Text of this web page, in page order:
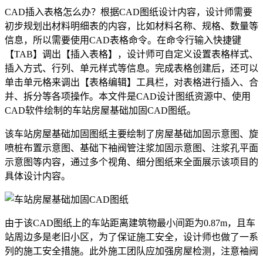
CAD插入表格怎么办？根据CAD图纸设计内容，设计师需要
初步规划出材料明细表的内容，比如材料名称、规格、数量等
信息，所以需要使用CAD表格命令。在命令行输入快捷键
【TAB】调出【插入表格】，设计师可自定义设置表格样式、
插入方式、行列、单元样式等信息。完成表格创建后，还可以
单击单元格来调出【表格编辑】工具栏，对表格进行插入、合
并、拆分等各项操作。本文件是CAD设计图纸资源中、使用
CAD软件绘制的车站房屋基础加固CAD图纸。
该车站房屋基础加固图纸主要绘制了房屋基础加固示意图、旋
喷桩布置示意图、基础下袖阀管注浆加固示意图、注浆孔平面
示意图等内容，通过多个视角、细分图纸来全面展示该项目的
具体设计内容。
由于该CAD图纸上的车站距离建筑物最小间距为0.87m，且车
站周边多是老旧小区，为了保证施工安全，设计师也做了一系
列的施工安全措施。此外施工团队应加强房屋检测，注意袖阀